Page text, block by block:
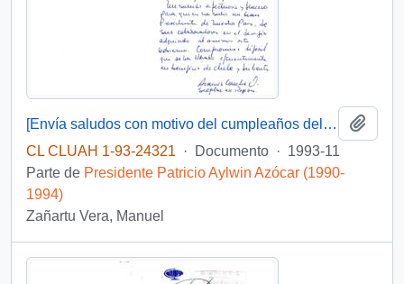
[Envía saludos con motivo del cumpleaños del Presidente]
CL CLUAH 1-93-24321
· Documento · 1993-11
Parte de Presidente Patricio Aylwin Azócar (1990-
1994)
Zañartu Vera, Manuel